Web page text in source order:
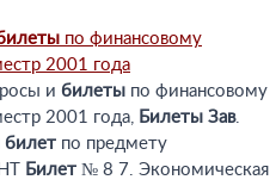
по финансовому
2001 года
и билеты по финансовому
2001 года, Билеты Зав.
билет по предмету
Билет № 8 7. Экономическая